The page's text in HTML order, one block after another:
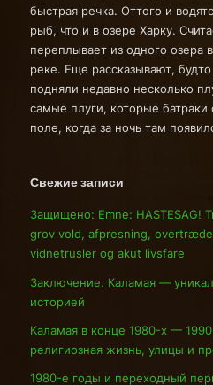
быстрая речка. Оттого и
рыб, что и в озере Харку.
переплывает из одного озера
реке. Еще рассказывают,
подняли недавно несколько
самые плуги, которые батраки
поле, когда за ночь там
Свежие записи
Защищено: Emne: HASTESAG!
grov vold, afpresning,
vidnetrusler og akut livsfare
Заключение. Каламая —
историей
Каламая в конце 1980-х —
религиозная жизнь, улицы и
1980-е годы и переходный